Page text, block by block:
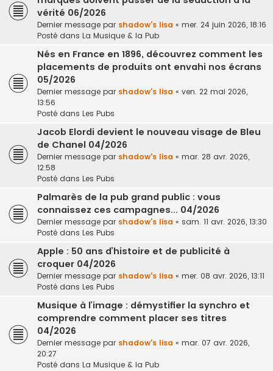
vérité 06/2026
Dernier message par shadow's lisa « mer. 24 juin 2026, 18:16
Posté dans La Musique & la Pub
Nés en France en 1896, découvrez comment les
placements de produits ont envahi nos écrans
05/2026
Dernier message par shadow's lisa « ven. 22 mai 2026,
13:56
Posté dans Les Pubs
Jacob Elordi devient le nouveau visage de Bleu
de Chanel 04/2026
Dernier message par shadow's lisa « mar. 28 avr. 2026,
12:58
Posté dans Les Pubs
Palmarès de la pub grand public : vous
connaissez ces campagnes... 04/2026
Dernier message par shadow's lisa « sam. 11 avr. 2026, 13:30
Posté dans Les Pubs
Apple : 50 ans d’histoire et de publicité à
croquer 04/2026
Dernier message par shadow's lisa « mer. 08 avr. 2026, 13:11
Posté dans Les Pubs
Musique à l’image : démystifier la synchro et
comprendre comment placer ses titres
04/2026
Dernier message par shadow's lisa « mar. 07 avr. 2026,
20:27
Posté dans La Musique & la Pub